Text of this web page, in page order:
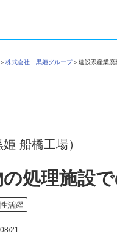
＞株式会社 黒姫グループ＞建設系産業
船橋工場）
処理施設
性活躍
21